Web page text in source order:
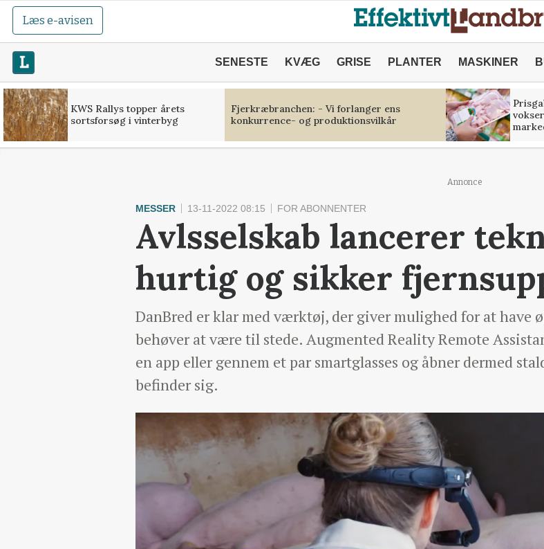
Læs e-avisen
SENESTE KVÆG GRISE PLANTER MASKINER
KWS Rallys topper årets
sortsforsøg i vinterbyg
Fjerkræbranchen: - Vi forlanger ens
konkurrence- og produktionsvilkår
Annonce
MESSER 13-11-2022 08:15 FOR ABONNENTER
Avlsselskab lancerer
hurtig og sikker
DanBred er klar med værktøj, der giver mulighed for at have
behøver at være til stede. Augmented Reality Remote
en app eller gennem et par smartglasses og åbner dermed
befinder sig.